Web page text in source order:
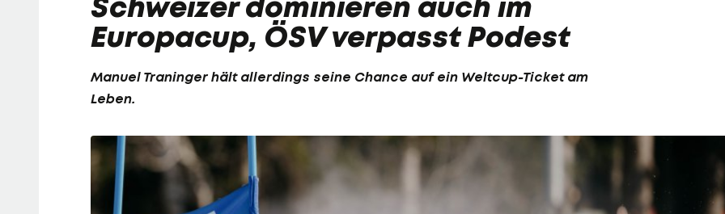
Europacup, ÖSV verpasst Podest
Manuel Traninger hält allerdings seine Chance auf ein Weltcup-Ticket am
Leben.